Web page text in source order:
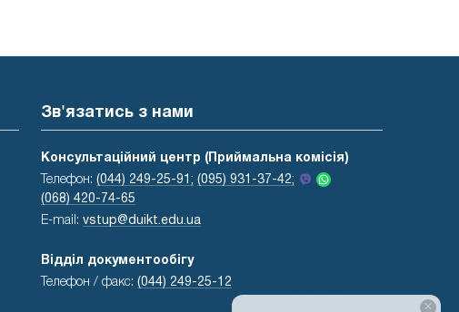
Зв'язатись з нами
Консультаційний центр (Приймальна комісія)
Телефон: (044) 249-25-91; (095) 931-37-42;
(068) 420-74-65
E-mail: vstup@duikt.edu.ua
Відділ документообігу
Телефон / факс: (044) 249-25-12
×